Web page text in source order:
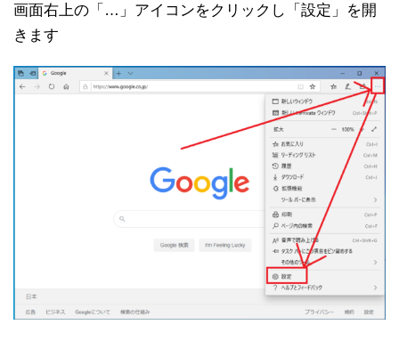
画面右上の「…」アイコンをクリックし「設定」を開
きます